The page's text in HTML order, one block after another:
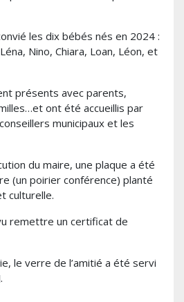
les dix bébés nés en 2024 :
Nino, Chiara, Loan, Léon, et
présents avec parents,
ont été accueillis par
municipaux et les
du maire, une plaque a été
(un poirier conférence) planté
culturelle.
remettre un certificat de
le verre de l’amitié a été servi